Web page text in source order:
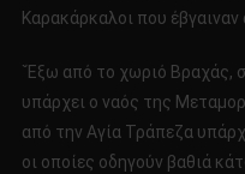
Καρακάρκαλοι που έβγαιναν
`Έξω από το χωριό Βραχάς,
υπάρχει ο ναός της
από την Αγία Τράπεζα
οι οποίες οδηγούν βαθιά